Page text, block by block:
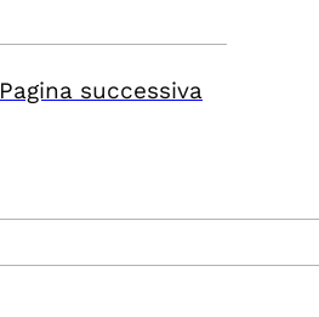
Pagina successiva